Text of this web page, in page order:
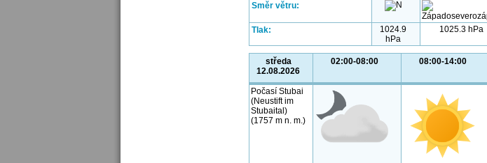
Směr větru:
Tlak:
1024.9
hPa
1025.3 hPa
středa
12.08.2026
02:00-08:00 08:00-14:00
Počasí Stubai
(Neustift im
Stubaital)
(1757 m n. m.)